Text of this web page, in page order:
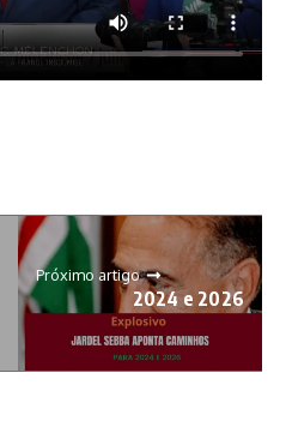
Próximo artigo
2024 e 2026